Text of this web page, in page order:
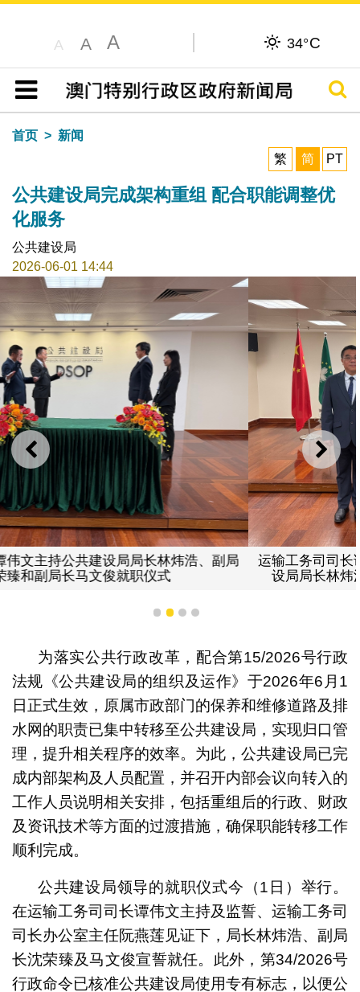
A A A 34°C
目录
搜寻
首页
新闻
繁
简 PT
公共建设局完成架构重组 配合职能调整优
化服务
公共建设局
2026-06-01 14:44
上一则 下一
运输工务司司长谭伟文、司长办公室主任阮燕莲与公共建
设局局长林炜浩、副局长沈荣臻和副局长马文俊合照
1 2 3 4
为落实公共行政改革，配合第15/2026号行政
法规《公共建设局的组织及运作》于2026年6月1
日正式生效，原属市政部门的保养和维修道路及排
水网的职责已集中转移至公共建设局，实现归口管
理，提升相关程序的效率。为此，公共建设局已完
成内部架构及人员配置，并召开内部会议向转入的
工作人员说明相关安排，包括重组后的行政、财政
及资讯技术等方面的过渡措施，确保职能转移工作
顺利完成。
公共建设局领导的就职仪式今（1日）举行。
在运输工务司司长谭伟文主持及监誓、运输工务司
司长办公室主任阮燕莲见证下，局长林炜浩、副局
长沈荣臻及马文俊宣誓就任。此外，第34/2026号
行政命令已核准公共建设局使用专有标志，以便公